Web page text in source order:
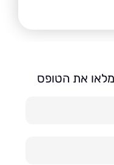
הטופס